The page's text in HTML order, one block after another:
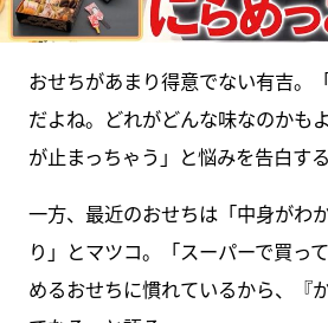
おせちがあまり得意でない有吉。
だよね。どれがどんな味なのかも
が止まっちゃう」と悩みを告白する
一方、最近のおせちは「中身がわ
り」とマツコ。「スーパーで買っ
めるおせちに慣れているから、『